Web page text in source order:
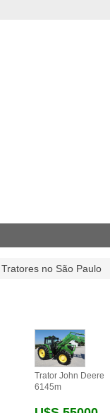
Tratores no São Paulo
Trator John Deere
6145m